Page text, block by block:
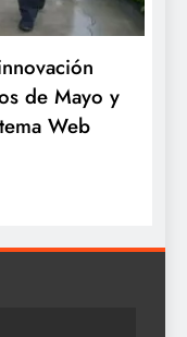
de Mayo y
Web